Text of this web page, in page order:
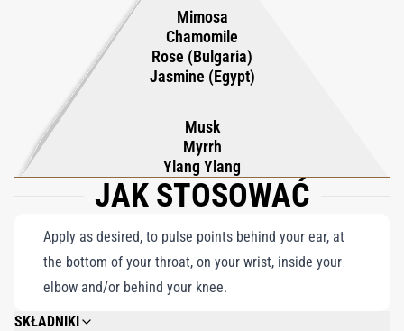
złożoności, tworząc odurzająco ciepłą ścieżkę perfum. To coś
więcej niż tylko zapach, Parfum Sacré to oznaka wyrafinowania i
uroku, oddająca esencję nieodparcie urzekającej kobiety. To
symfonia bogactwa i tajemnicy, odważny i niezapomniany
zapach, który pozostawia niezatarte wrażenie boskiej
zmysłowości.
Mimosa
Chamomile
Rose (Bulgaria)
Jasmine (Egypt)
Musk
Myrrh
Ylang Ylang
JAK STOSOWAĆ
Apply as desired, to pulse points behind your ear, at
the bottom of your throat, on your wrist, inside your
elbow and/or behind your knee.
SKŁADNIKI